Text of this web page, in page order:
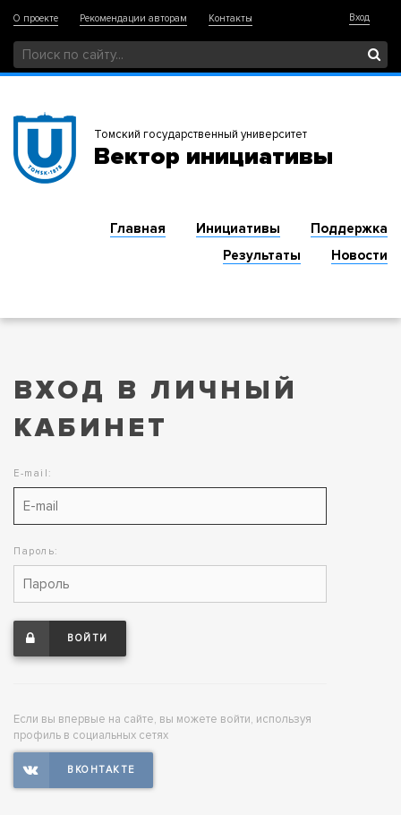
О проекте Рекомендации авторам Контакты Вход
Томский государственный университет
Вектор инициативы
Главная Инициативы
Поддержка
Результаты
Новости
ВХОД В ЛИЧНЫЙ
КАБИНЕТ
E-mail:
Пароль:
ВОЙТИ
Если вы впервые на сайте, вы можете войти, используя
профиль в социальных сетях